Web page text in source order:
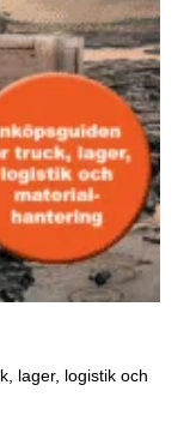
lager, logistik och